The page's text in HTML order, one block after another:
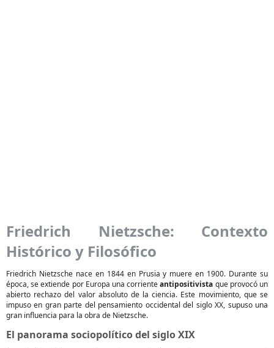
Friedrich Nietzsche: Contexto
Histórico y Filosófico
Friedrich Nietzsche nace en 1844 en Prusia y muere en 1900. Durante su
época, se extiende por Europa una corrienteantipositivista que provocó un
abierto rechazo del valor absoluto de la ciencia. Este movimiento, que se
impuso en gran parte del pensamiento occidental del siglo XX, supuso una
gran influencia para la obra de Nietzsche.
El panorama sociopolítico del siglo XIX